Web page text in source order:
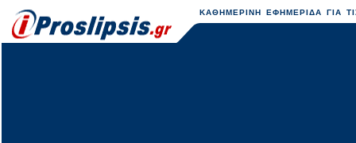
ΚΑΘΗΜΕΡΙΝΗ ΕΦΗΜΕΡΙΔΑ ΓΙΑ